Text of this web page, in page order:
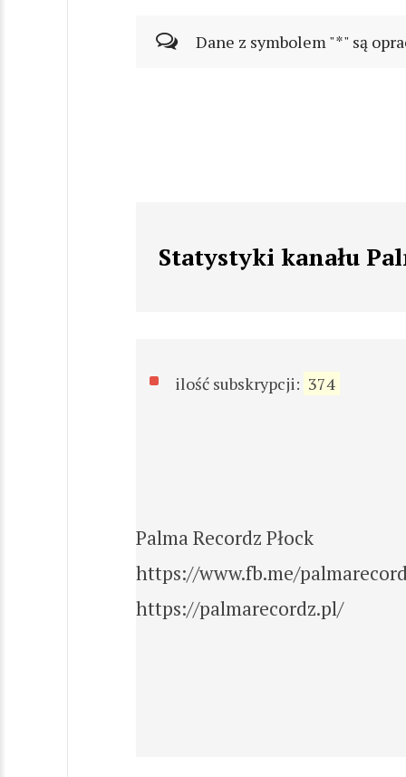
Dane z symbolem "*" są
Statystyki kanału
ilość subskrypcji: 374
Palma Recordz Płock
https://www.fb.me/
https://palmarecordz.pl/